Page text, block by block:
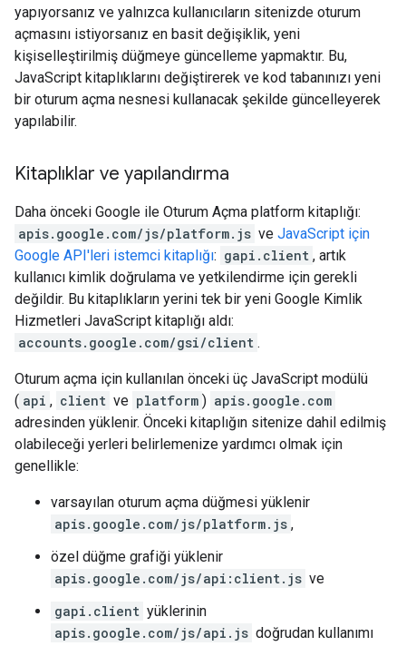
yapıyorsanız ve yalnızca kullanıcıların sitenizde oturum
açmasını istiyorsanız en basit değişiklik, yeni
kişiselleştirilmiş düğmeye güncelleme yapmaktır. Bu,
JavaScript kitaplıklarını değiştirerek ve kod tabanınızı yeni
bir oturum açma nesnesi kullanacak şekilde güncelleyerek
yapılabilir.
Kitaplıklar ve yapılandırma
Daha önceki Google ile Oturum Açma platform kitaplığı:
apis.google.com/js/platform.js ve JavaScript için
Google API'leri istemci kitaplığı: gapi.client , artık
kullanıcı kimlik doğrulama ve yetkilendirme için gerekli
değildir. Bu kitaplıkların yerini tek bir yeni Google Kimlik
Hizmetleri JavaScript kitaplığı aldı:
accounts.google.com/gsi/client .
Oturum açma için kullanılan önceki üç JavaScript modülü
( api , client ve platform ) apis.google.com
adresinden yüklenir. Önceki kitaplığın sitenize dahil edilmiş
olabileceği yerleri belirlemenize yardımcı olmak için
genellikle:
varsayılan oturum açma düğmesi yüklenir
apis.google.com/js/platform.js ,
özel düğme grafiği yüklenir
apis.google.com/js/api:client.js ve
gapi.client yüklerinin
apis.google.com/js/api.js doğrudan kullanımı